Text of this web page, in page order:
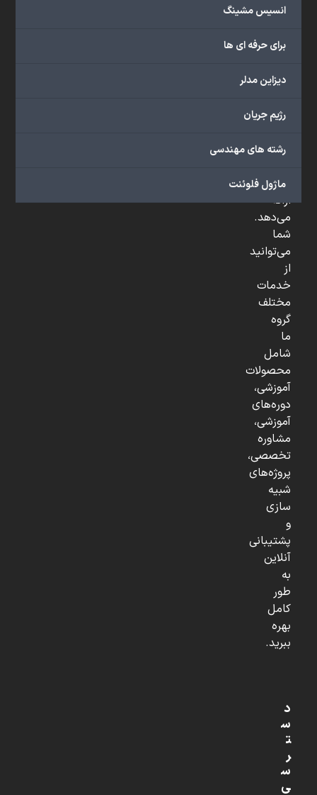
انسیس مشینگ
برای حرفه ای ها
دیزاین مدلر
رژیم جریان
رشته های مهندسی
ماژول فلوئنت
ما
گسترده‌ای
با
دانشگاهی،
صنعتی
...
ارائه
می‌دهد.
شما
می‌توانید
از
خدمات
مختلف
گروه
ما
شامل
محصولات
آموزشی،
دوره‌های
آموزشی،
مشاوره
تخصصی،
پروژه‌های
شبیه
سازی
و
پشتیبانی
آنلاین
به
طور
کامل
بهره
ببرید.
د
س
ت
ر
س
ی